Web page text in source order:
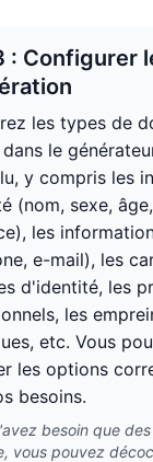
: Configurer
les types de
le
y compris les
(nom, sexe,
les
e-mail), les
d'identité, les
les
etc. Vous
les options
besoins.
besoin que
vous pouvez